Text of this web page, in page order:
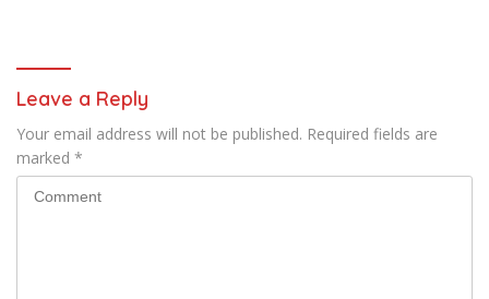
Leave a Reply
Your email address will not be published. Required fields are
marked *